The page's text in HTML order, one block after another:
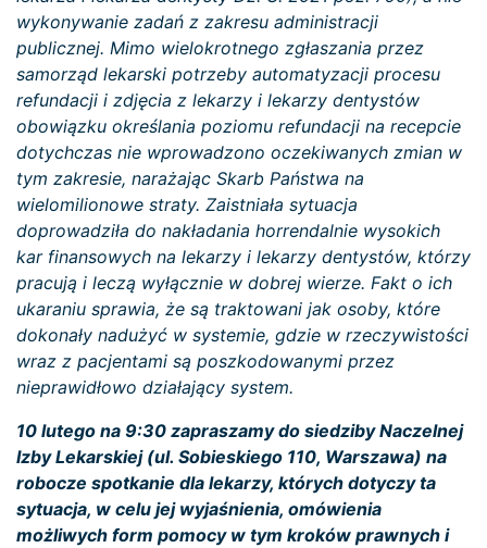
wykonywanie zadań z zakresu administracji
publicznej. Mimo wielokrotnego zgłaszania przez
samorząd lekarski potrzeby automatyzacji procesu
refundacji i zdjęcia z lekarzy i lekarzy dentystów
obowiązku określania poziomu refundacji na recepcie
dotychczas nie wprowadzono oczekiwanych zmian w
tym zakresie, narażając Skarb Państwa na
wielomilionowe straty. Zaistniała sytuacja
doprowadziła do nakładania horrendalnie wysokich
kar finansowych na lekarzy i lekarzy dentystów, którzy
pracują i leczą wyłącznie w dobrej wierze. Fakt o ich
ukaraniu sprawia, że są traktowani jak osoby, które
dokonały nadużyć w systemie, gdzie w rzeczywistości
wraz z pacjentami są poszkodowanymi przez
nieprawidłowo działający system.
10 lutego na 9:30 zapraszamy do siedziby Naczelnej
Izby Lekarskiej (ul. Sobieskiego 110, Warszawa) na
robocze spotkanie dla lekarzy, których dotyczy ta
sytuacja, w celu jej wyjaśnienia, omówienia
możliwych form pomocy w tym kroków prawnych i